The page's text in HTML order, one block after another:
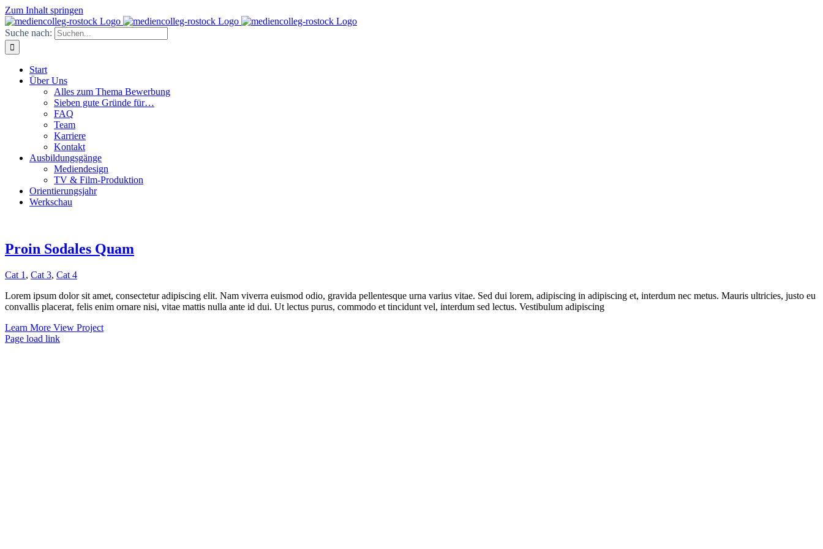
Zum Inhalt springen
Suche nach:
Start
Über Uns
Alles zum Thema Bewerbung
Sieben gute Gründe für…
FAQ
Team
Karriere
Kontakt
Ausbildungsgänge
Mediendesign
TV & Film-Produktion
Orientierungsjahr
Werkschau
Proin Sodales Quam
Cat 1 , Cat 3, Cat 4
Lorem ipsum dolor sit amet, consectetur adipiscing elit. Nam viverra euismod odio, gravida pellentesque urna varius vitae. Sed dui lorem, adipiscing in adipiscing et, interdum nec metus. Mauris ultricies, justo eu
convallis placerat, felis enim ornare nisi, vitae mattis nulla ante id dui. Ut lectus purus, commodo et tincidunt vel, interdum sed lectus. Vestibulum adipiscing
Learn More View Project
Page load link